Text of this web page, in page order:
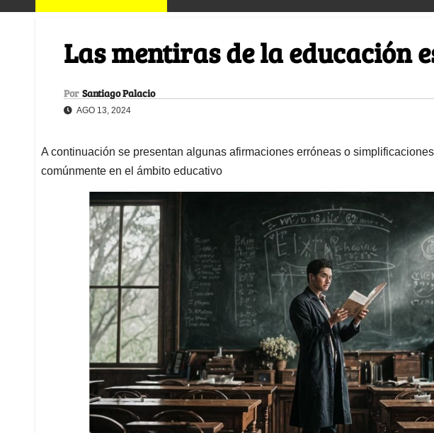
Las mentiras de la educación
Por Santiago Palacio
AGO 13, 2024
A continuación se presentan algunas afirmaciones erróneas o
comúnmente en el ámbito educativo